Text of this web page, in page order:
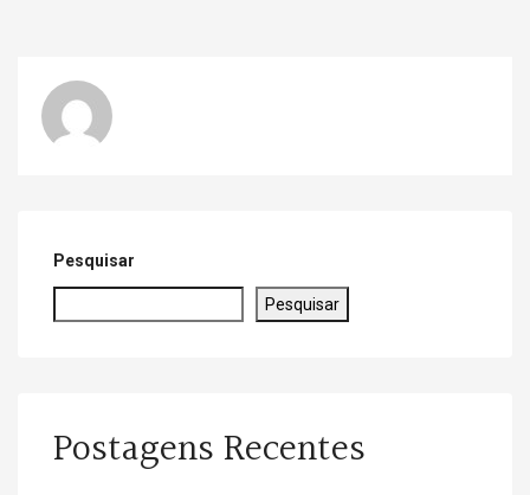
Pesquisar
Pesquisar
Postagens Recentes